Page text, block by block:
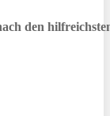
den